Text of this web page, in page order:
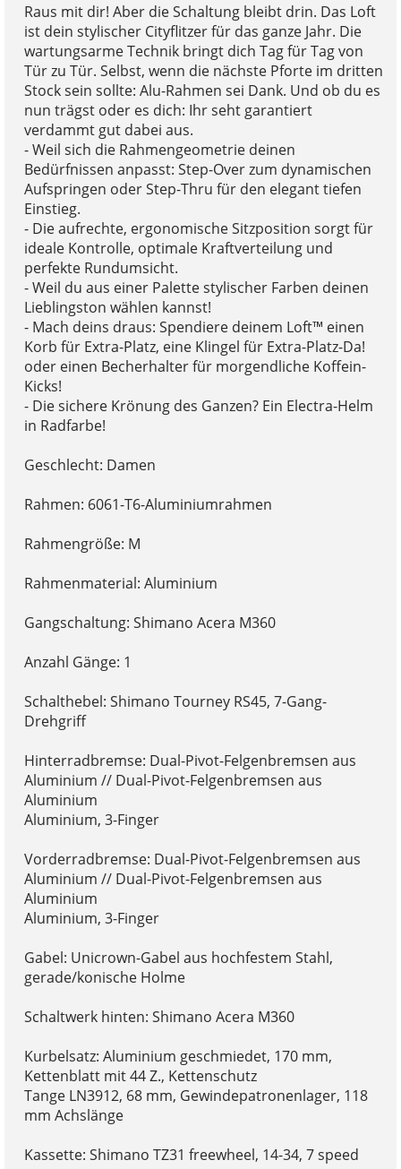
Raus mit dir! Aber die Schaltung bleibt drin. Das Loft
ist dein stylischer Cityflitzer für das ganze Jahr. Die
wartungsarme Technik bringt dich Tag für Tag von
Tür zu Tür. Selbst, wenn die nächste Pforte im dritten
Stock sein sollte: Alu-Rahmen sei Dank. Und ob du es
nun trägst oder es dich: Ihr seht garantiert
verdammt gut dabei aus.
- Weil sich die Rahmengeometrie deinen
Bedürfnissen anpasst: Step-Over zum dynamischen
Aufspringen oder Step-Thru für den elegant tiefen
Einstieg.
- Die aufrechte, ergonomische Sitzposition sorgt für
ideale Kontrolle, optimale Kraftverteilung und
perfekte Rundumsicht.
- Weil du aus einer Palette stylischer Farben deinen
Lieblingston wählen kannst!
- Mach deins draus: Spendiere deinem Loft™ einen
Korb für Extra-Platz, eine Klingel für Extra-Platz-Da!
oder einen Becherhalter für morgendliche Koffein-
Kicks!
- Die sichere Krönung des Ganzen? Ein Electra-Helm
in Radfarbe!
Geschlecht: Damen
Rahmen: 6061-T6-Aluminiumrahmen
Rahmengröße: M
Rahmenmaterial: Aluminium
Gangschaltung: Shimano Acera M360
Anzahl Gänge: 1
Schalthebel: Shimano Tourney RS45, 7-Gang-
Drehgriff
Hinterradbremse: Dual-Pivot-Felgenbremsen aus
Aluminium // Dual-Pivot-Felgenbremsen aus
Aluminium
Aluminium, 3-Finger
Vorderradbremse: Dual-Pivot-Felgenbremsen aus
Aluminium // Dual-Pivot-Felgenbremsen aus
Aluminium
Aluminium, 3-Finger
Gabel: Unicrown-Gabel aus hochfestem Stahl,
gerade/konische Holme
Schaltwerk hinten: Shimano Acera M360
Kurbelsatz: Aluminium geschmiedet, 170 mm,
Kettenblatt mit 44 Z., Kettenschutz
Tange LN3912, 68 mm, Gewindepatronenlager, 118
mm Achslänge
Kassette: Shimano TZ31 freewheel, 14-34, 7 speed